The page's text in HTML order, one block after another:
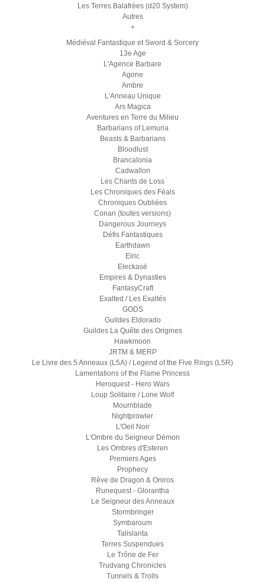
Les Terres Balafrées (d20 System)
Autres
+
Médiéval Fantastique et Sword & Sorcery
13e Age
L'Agence Barbare
Agone
Ambre
L'Anneau Unique
Ars Magica
Aventures en Terre du Milieu
Barbarians of Lemuria
Beasts & Barbarians
Bloodlust
Brancalonia
Cadwallon
Les Chants de Loss
Les Chroniques des Féals
Chroniques Oubliées
Conan (toutes versions)
Dangerous Journeys
Défis Fantastiques
Earthdawn
Elric
Eleckasë
Empires & Dynasties
FantasyCraft
Exalted / Les Exaltés
GODS
Guildes Eldorado
Guildes La Quête des Origines
Hawkmoon
JRTM & MERP
Le Livre des 5 Anneaux (L5A) / Legend of the Five Rings (L5R)
Lamentations of the Flame Princess
Heroquest - Hero Wars
Loup Solitaire / Lone Wolf
Mournblade
Nightprowler
L'Oeil Noir
L'Ombre du Seigneur Démon
Les Ombres d'Esteren
Premiers Ages
Prophecy
Rêve de Dragon & Oniros
Runequest - Glorantha
Le Seigneur des Anneaux
Stormbringer
Symbaroum
Talislanta
Terres Suspendues
Le Trône de Fer
Trudvang Chronicles
Tunnels & Trolls